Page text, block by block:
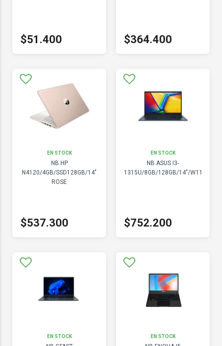
$51.400 $364.400
EN STOCK
NB.HP
N4120/4GB/SSD128GB/14"
ROSE
$537.300
EN STOCK
NB.ASUS I3-
1315U/8GB/128GB/14"/W11
$752.200
EN STOCK EN STOCK